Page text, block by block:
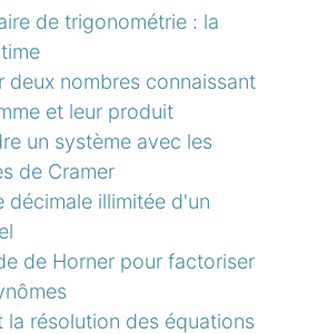
de trigonométrie : la
deux nombres connaissant
et leur produit
un système avec les
de Cramer
décimale illimitée d'un
de Horner pour factoriser
la résolution des équations